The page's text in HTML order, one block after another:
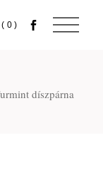
(0)
díszpárna